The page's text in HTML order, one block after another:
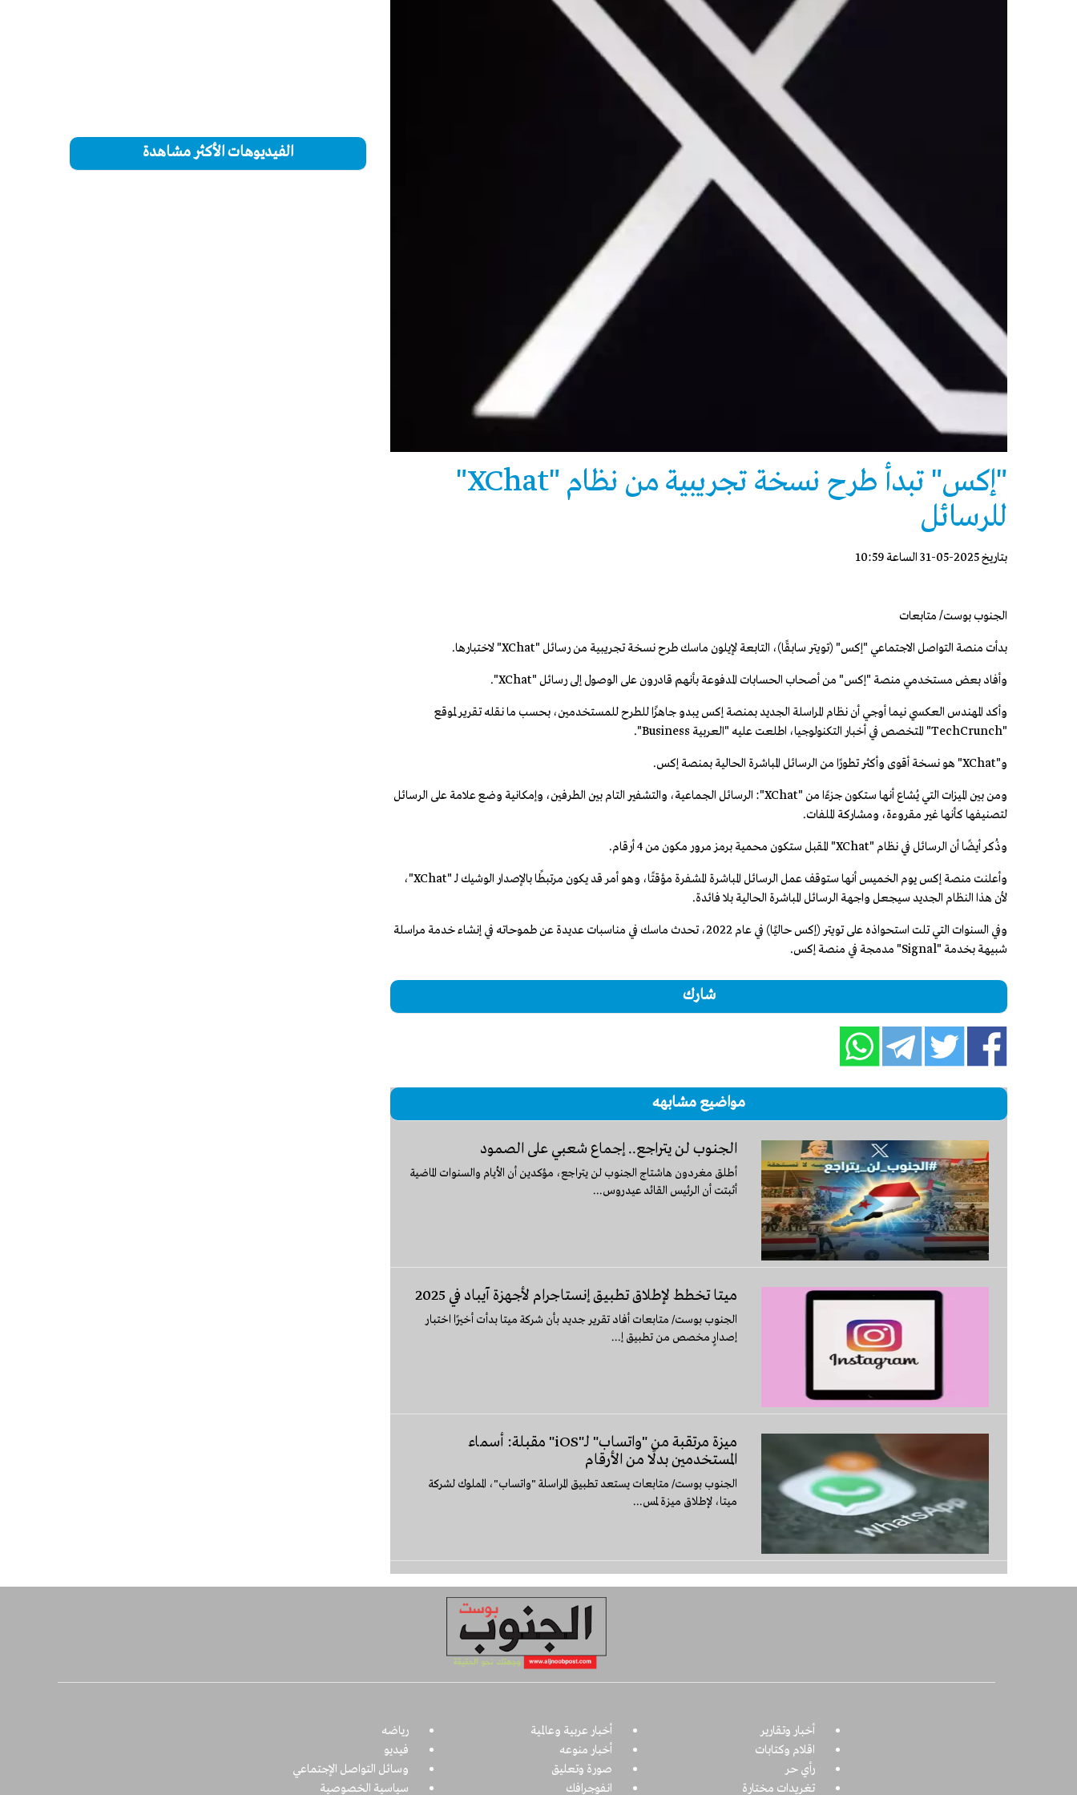
"إكس" تبدأ طرح نسخة تجريبية من نظام "XChat"
للرسائل
بتاريخ 2025-05-31 الساعة 10:59
الجنوب بوست/ متابعات
بدأت منصة التواصل الاجتماعي "إكس" (تويتر سابقًا)، التابعة لإيلون ماسك طرح نسخة تجريبية من رسائل "XChat" لاختبارها.
وأفاد بعض مستخدمي منصة "إكس" من أصحاب الحسابات المدفوعة بأنهم قادرون على الوصول إلى رسائل "XChat".
وأكد المهندس العكسي نيما أوجي أن نظام المراسلة الجديد بمنصة إكس يبدو جاهزًا للطرح للمستخدمين، بحسب ما نقله تقرير لموقع
"TechCrunch" المتخصص في أخبار التكنولوجيا، اطلعت عليه "العربية Business".
و"XChat" هو نسخة أقوى وأكثر تطورًا من الرسائل المباشرة الحالية بمنصة إكس.
ومن بين الميزات التي يُشاع أنها ستكون جزءًا من "XChat": الرسائل الجماعية، والتشفير التام بين الطرفين، وإمكانية وضع علامة على الرسائل
لتصنيفها كأنها غير مقروءة، ومشاركة الملفات.
وذُكر أيضًا أن الرسائل في نظام "XChat" المقبل ستكون محمية برمز مرور مكون من 4 أرقام.
وأعلنت منصة إكس يوم الخميس أنها ستوقف عمل الرسائل المباشرة المشفرة مؤقتًا، وهو أمر قد يكون مرتبطًا بالإصدار الوشيك لـ "XChat"،
لأن هذا النظام الجديد سيجعل واجهة الرسائل المباشرة الحالية بلا فائدة.
وفي السنوات التي تلت استحواذه على تويتر (إكس حاليًا) في عام 2022، تحدث ماسك في مناسبات عديدة عن طموحاته في إنشاء خدمة مراسلة
شبيهة بخدمة "Signal" مدمجة في منصة إكس.
شارك
مواضيع مشابهه
الجنوب لن يتراجع.. إجماع شعبي على الصمود
أطلق مغردون هاشتاج الجنوب لن يتراجع، مؤكدين أن الأيام والسنوات الماضية
أثبتت أن الرئيس القائد عيدروس...
ميتا تخطط لإطلاق تطبيق إنستاجرام لأجهزة آيباد في 2025
الجنوب بوست/ متابعات أفاد تقرير جديد بأن شركة ميتا بدأت أخيرًا اختبار
إصدارٍ مخصص من تطبيق إ...
ميزة مرتقبة من "واتساب" لـ"iOS" مقبلة: أسماء
المستخدمين بدلًا من الأرقام
الجنوب بوست/ متابعات يستعد تطبيق المراسلة "واتساب"، المملوك لشركة
ميتا، لإطلاق ميزة لمس...
الفيديوهات الأكثر مشاهدة
أخبار وتقارير أخبار عربية وعالمية
رياضه
اقلام وكتابات
أخبار منوعه
فيديو
رأي حر
صورة وتعليق
وسائل التواصل الإجتماعي
تغريدات مختارة
انفوجرافك سياسية الخصوصية